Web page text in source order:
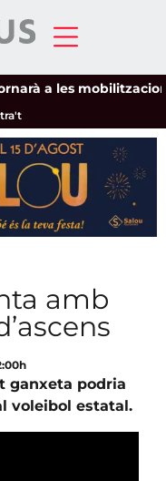
a les mobilitzacions
amb
ganxeta podria
voleibol estatal.